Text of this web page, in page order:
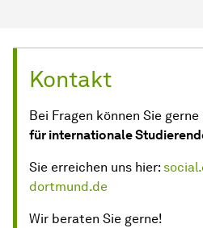
Kontakt
Bei Fragen können Sie gerne
für internationale
Sie erreichen uns hier:
dortmund.de
Wir beraten Sie gerne!